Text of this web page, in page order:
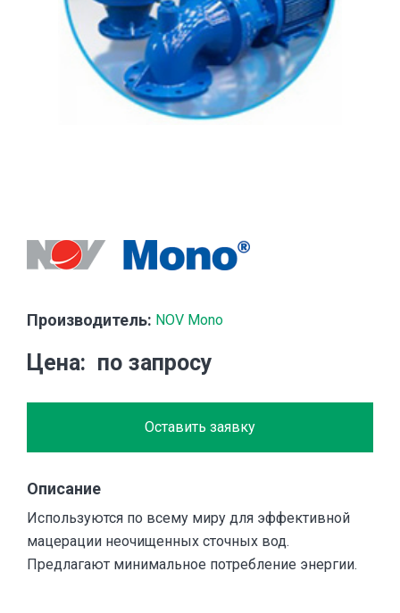
Производитель: NOV Mono
Цена по запросу
Оставить заявку
Описание
Используются по всему миру для эффективной
мацерации неочищенных сточных вод.
Предлагают минимальное потребление энергии.